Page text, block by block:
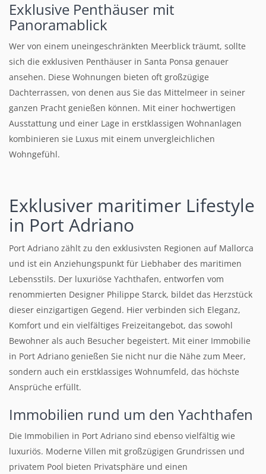
Exklusive Penthäuser mit
Panoramablick
Wer von einem uneingeschränkten Meerblick träumt, sollte
sich die exklusiven Penthäuser in Santa Ponsa genauer
ansehen. Diese Wohnungen bieten oft großzügige
Dachterrassen, von denen aus Sie das Mittelmeer in seiner
ganzen Pracht genießen können. Mit einer hochwertigen
Ausstattung und einer Lage in erstklassigen Wohnanlagen
kombinieren sie Luxus mit einem unvergleichlichen
Wohngefühl.
Exklusiver maritimer Lifestyle
in Port Adriano
Port Adriano zählt zu den exklusivsten Regionen auf Mallorca
und ist ein Anziehungspunkt für Liebhaber des maritimen
Lebensstils. Der luxuriöse Yachthafen, entworfen vom
renommierten Designer Philippe Starck, bildet das Herzstück
dieser einzigartigen Gegend. Hier verbinden sich Eleganz,
Komfort und ein vielfältiges Freizeitangebot, das sowohl
Bewohner als auch Besucher begeistert. Mit einer Immobilie
in Port Adriano genießen Sie nicht nur die Nähe zum Meer,
sondern auch ein erstklassiges Wohnumfeld, das höchste
Ansprüche erfüllt.
Immobilien rund um den Yachthafen
Die Immobilien in Port Adriano sind ebenso vielfältig wie
luxuriös. Moderne Villen mit großzügigen Grundrissen und
privatem Pool bieten Privatsphäre und einen